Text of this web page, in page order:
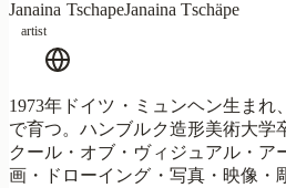
Janaina TschapeJanaina Tschäpe
artist
1973年ドイツ・ミュンヘン生まれ
で育つ。ハンブルク造形美術大学
クール・オブ・ヴィジュアル・ア
画・ドローイング・写真・映像・